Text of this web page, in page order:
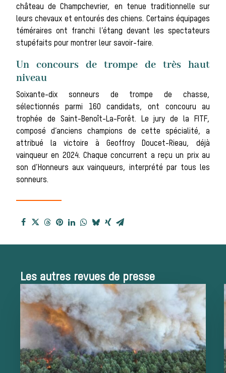
Bien-être
animal
Héritage
Histoire de la
chasse à
courre
Équipages
La trompe de
château de Champchevrier, en tenue traditionnelle sur
leurs chevaux et entourés des chiens. Certains équipages
téméraires ont franchi l’étang devant les spectateurs
stupéfaits pour montrer leur savoir-faire.
Un concours de trompe de très haut
niveau
Soixante-dix sonneurs de trompe de chasse,
sélectionnés parmi 160 candidats, ont concouru au
trophée de Saint-Benoît-La-Forêt. Le jury de la FITF,
composé d’anciens champions de cette spécialité, a
attribué la victoire à Geoffroy Doucet-Rieau, déjà
vainqueur en 2024. Chaque concurrent a reçu un prix au
son d’Honneurs aux vainqueurs, interprété par tous les
sonneurs.
Les autres revues de presse